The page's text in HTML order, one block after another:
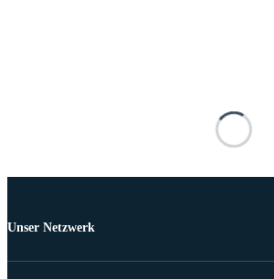
Unser Netzwerk